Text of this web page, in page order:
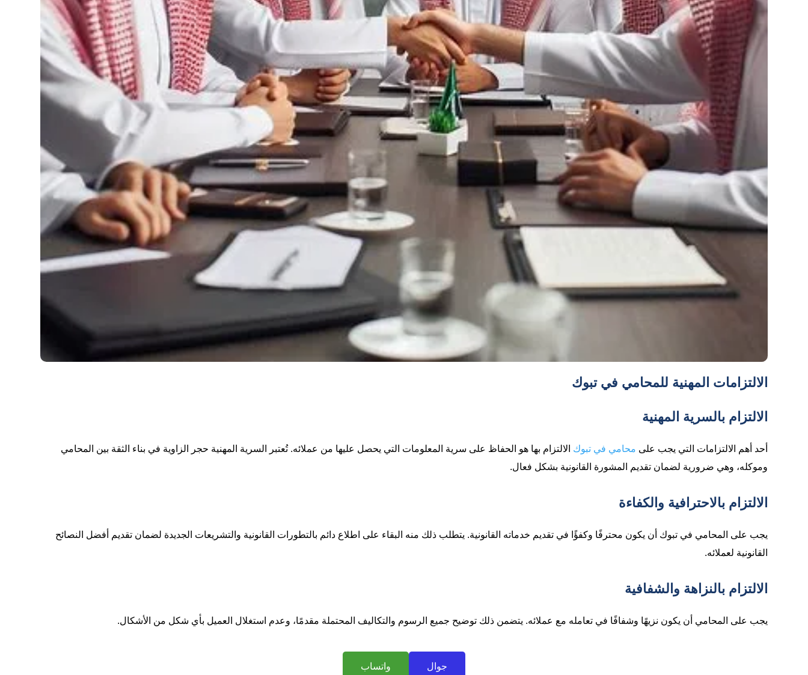
الالتزامات المهنية للمحامي في تبوك
الالتزام بالسرية المهنية
أحد أهم الالتزامات التي يجب على محامي في تبوك الالتزام بها هو الحفاظ على سرية المعلومات التي يحصل عليها من عملائه. تُعتبر السرية المهنية حجر الزاوية في بناء الثقة بين المحامي
وموكله، وهي ضرورية لضمان تقديم المشورة القانونية بشكل فعال.
الالتزام بالاحترافية والكفاءة
يجب على المحامي في تبوك أن يكون محترفًا وكفؤًا في تقديم خدماته القانونية. يتطلب ذلك منه البقاء على اطلاع دائم بالتطورات القانونية والتشريعات الجديدة لضمان تقديم أفضل النصائح
القانونية لعملائه.
الالتزام بالنزاهة والشفافية
يجب على المحامي أن يكون نزيهًا وشفافًا في تعامله مع عملائه. يتضمن ذلك توضيح جميع الرسوم والتكاليف المحتملة مقدمًا، وعدم استغلال العميل بأي شكل من الأشكال.
جوال واتساب